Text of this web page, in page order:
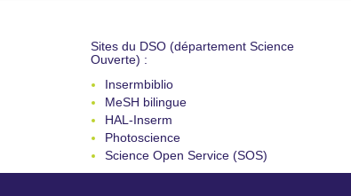
Sites du DSO (département Science
Ouverte) :
Insermbiblio
MeSH bilingue
HAL-Inserm
Photoscience
Science Open Service (SOS)